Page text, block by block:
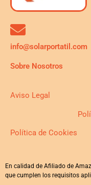
info@solarportatil.com
Sobre Nosotros
Aviso Legal
Política de Cookies
En calidad de Afiliado de
que cumplen los requisitos